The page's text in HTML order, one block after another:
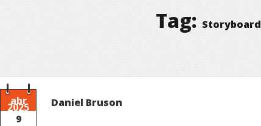
Tag: Storyboard
abr
2025
9
Daniel Bruson